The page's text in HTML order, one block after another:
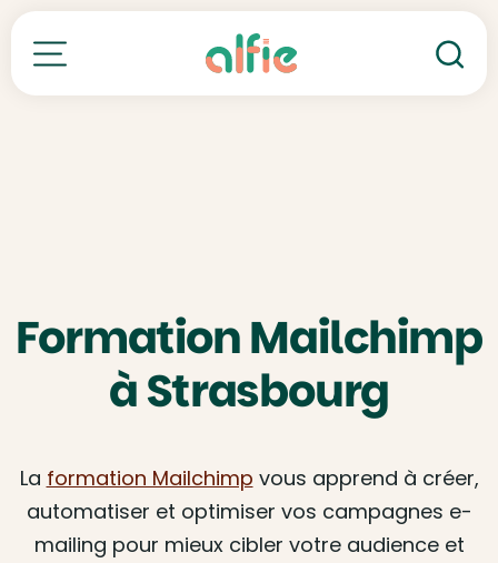
Toutes nos formations
Formation Mailchimp
à Strasbourg
La formation Mailchimp vous apprend à créer,
automatiser et optimiser vos campagnes e-
mailing pour mieux cibler votre audience et